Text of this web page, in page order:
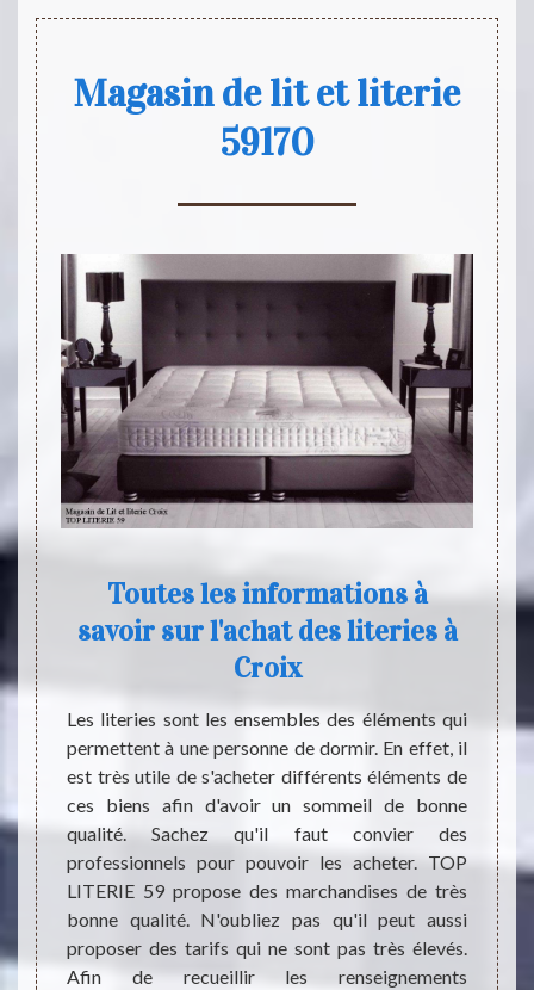
Magasin de lit et literie
59170
la
pour
de
vous
la
Toutes les informations à
savoir sur l'achat des literies à
Croix
Les literies sont les ensembles des éléments qui
permettent à une personne de dormir. En effet, il
est très utile de s'acheter différents éléments de
ces biens afin d'avoir un sommeil de bonne
qualité. Sachez qu'il faut convier des
professionnels pour pouvoir les acheter. TOP
LITERIE 59 propose des marchandises de très
bonne qualité. N'oubliez pas qu'il peut aussi
proposer des tarifs qui ne sont pas très élevés.
Afin de recueillir les renseignements
Le lit